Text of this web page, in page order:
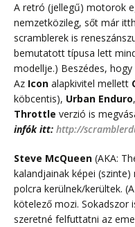
A retró (jellegű) motorok
nemzetközileg, sőt már
scramblerek is
bemutatott típusa lett
modellje.) Beszédes,
Az Icon alapkivitel mellett
köbcentis), Urban Enduro,
Throttle verzió is
infók itt: http://
Steve McQueen (AKA:
kalandjainak képei
polcra kerülnek/kerültek.
kötelező mozi. Sokadszor
szeretné felfuttatni az